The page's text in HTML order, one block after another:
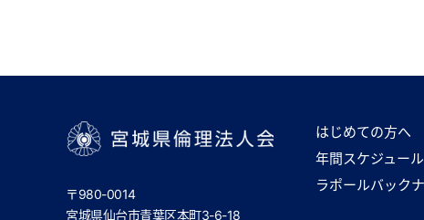
〒980-0014
宮城県仙台市青葉区本町3-6-18
はじめての方へ
年間スケジュール
ラポールバック